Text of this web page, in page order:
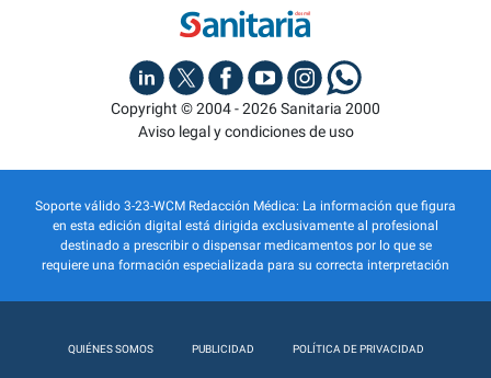
Copyright © 2004 - 2026 Sanitaria 2000
Aviso legal y condiciones de uso
Soporte válido 3-23-WCM Redacción Médica: La información que figura
en esta edición digital está dirigida exclusivamente al profesional
destinado a prescribir o dispensar medicamentos por lo que se
requiere una formación especializada para su correcta interpretación
QUIÉNES SOMOS PUBLICIDAD POLÍTICA DE PRIVACIDAD